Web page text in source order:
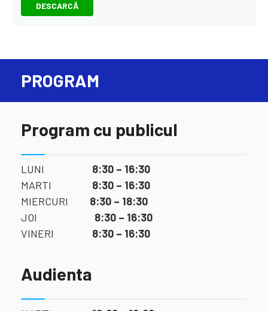
DESCARCĂ
PROGRAM
Program cu publicul
LUNI 8:30 – 16:30
MARTI 8:30 – 16:30
MIERCURI 8:30 – 18:30
JOI 8:30 – 16:30
VINERI 8:30 – 16:30
Audienta